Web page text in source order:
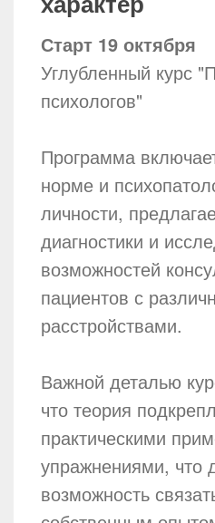
Старт 19 октября
Углубленный курс
психологов"
Программа
норме и
личности,
диагностики и
возможностей
пациентов с
расстройствами.
Важной деталью
что теория
практическими
упражнениями, что
возможность